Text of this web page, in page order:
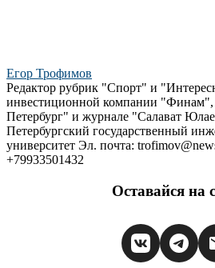
Егор Трофимов
Редактор рубрик "Спорт" и
инвестиционной компании "Финам",
Петербург" и журнале "Салават
Петербургский государственный
университет Эл. почта:
+79933501432
Оставайся на